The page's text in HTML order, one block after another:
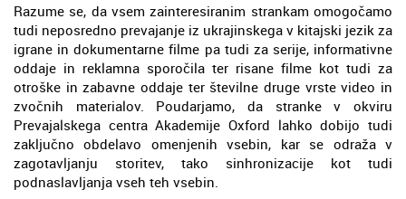
Razume se, da vsem zainteresiranim strankam omogočamo
tudi neposredno prevajanje iz ukrajinskega v kitajski jezik za
igrane in dokumentarne filme pa tudi za serije, informativne
oddaje in reklamna sporočila ter risane filme kot tudi za
otroške in zabavne oddaje ter številne druge vrste video in
zvočnih materialov. Poudarjamo, da stranke v okviru
Prevajalskega centra Akademije Oxford lahko dobijo tudi
zaključno obdelavo omenjenih vsebin, kar se odraža v
zagotavljanju storitev, tako sinhronizacije kot tudi
podnaslavljanja vseh teh vsebin.